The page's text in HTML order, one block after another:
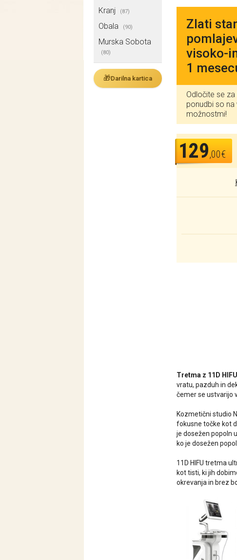
Kranj (87)
Obala (90)
Murska Sobota
(80)
🎁Darilna kartica
Zlati
visoko-
1
Odločite se
ponudbi so
možnostmi!
129,00€
Tretma z 11D
vratu, pazduh in
čemer se ustvarijo
Kozmetični studio
fokusne točke kot
je dosežen popoln
ko je dosežen
11D HIFU tretma
kot tisti, ki jih
okrevanja in brez